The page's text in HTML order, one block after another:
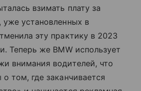
взимать плату за
уже установленных в
эту практику в 2023
Теперь же BMW использует
внимания водителей, что
том, где заканчивается